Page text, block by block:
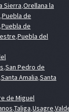
Sierra,Orellana la
,Puebla de
,Puebla de
,Puebla del
,San Pedro de
,Santa Amalia,Santa
de Miguel
,Taliga,Usagre,